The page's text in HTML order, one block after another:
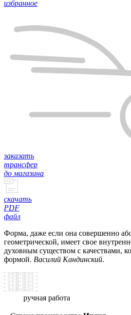
избранное
заказать
трансфер
до магазина
скачать
PDF
файл
Форма, даже если она совершенно
геометрической, имеет свое
духовным существом с качествами,
формой. Василий Кандинский.
ручная работа